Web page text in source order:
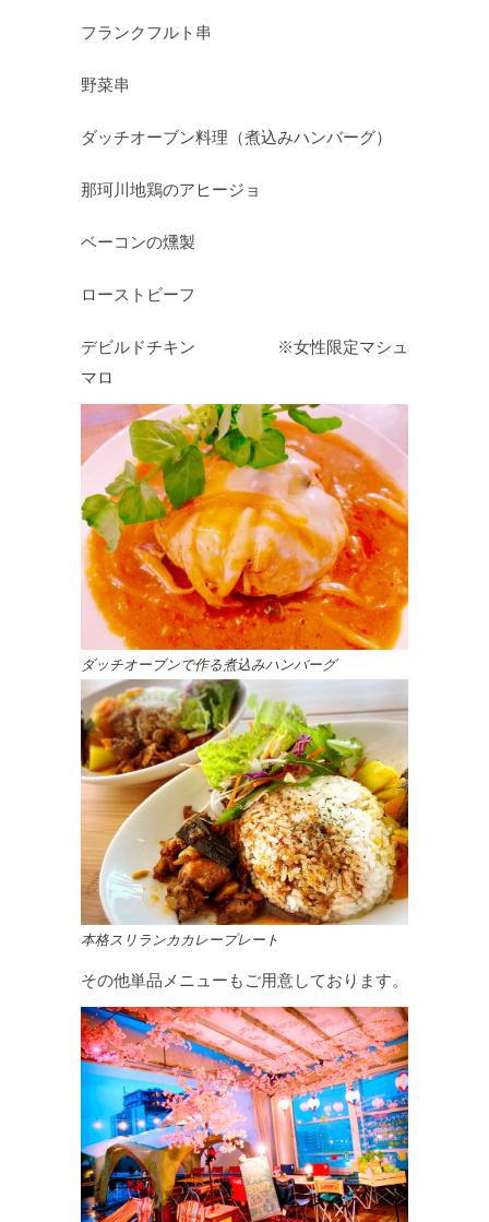
フランクフルト串
野菜串
ダッチオーブン料理（煮込みハンバーグ）
那珂川地鶏のアヒージョ
ベーコンの燻製
ローストビーフ
デビルドチキン ※女性限定マシュ
マロ
ダッチオーブンで作る煮込みハンバーグ
本格スリランカカレープレート
その他単品メニューもご用意しております。